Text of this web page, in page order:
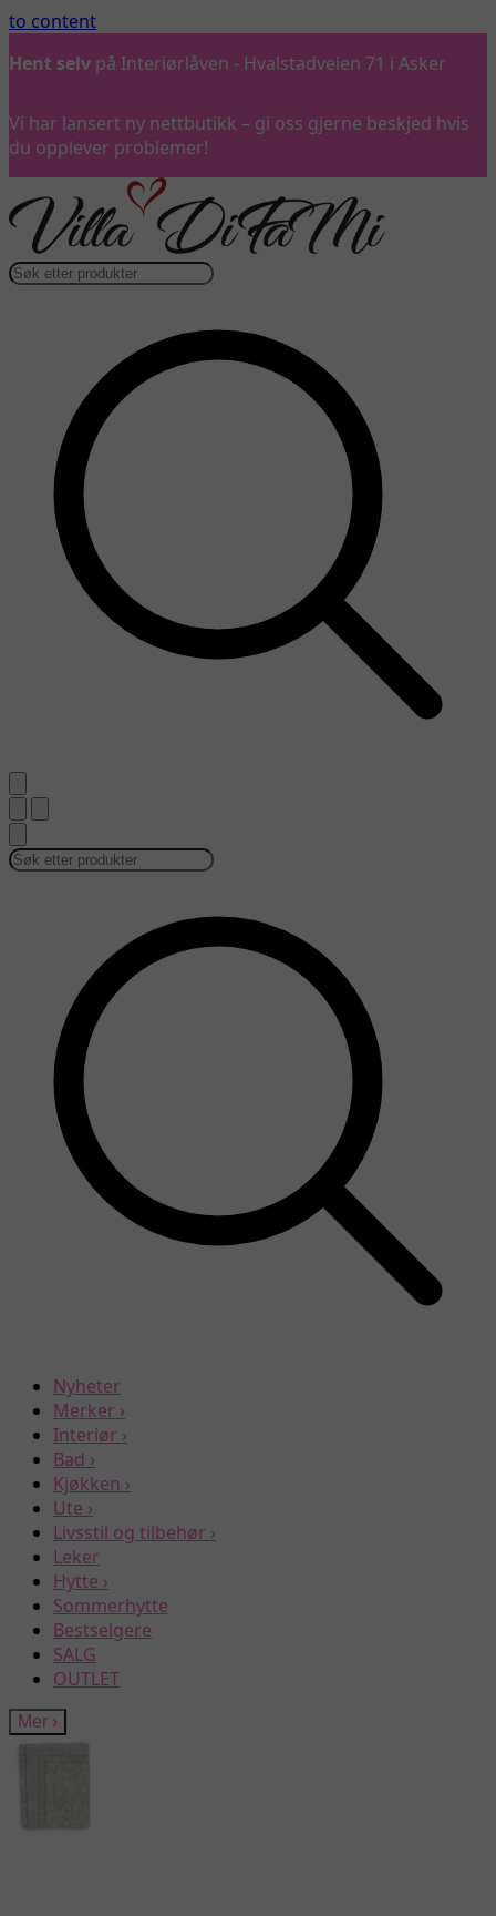
to content
Hent selv på Interiørlåven - Hvalstadveien 71 i Asker
Vi har lansert ny nettbutikk – gi oss gjerne beskjed hvis
du opplever problemer!
Nyheter
Merker ›
Interiør ›
Bad ›
Kjøkken ›
Ute ›
Livsstil og tilbehør ›
Leker
Hytte ›
Sommerhytte
Bestselgere
SALG
OUTLET
Mer ›